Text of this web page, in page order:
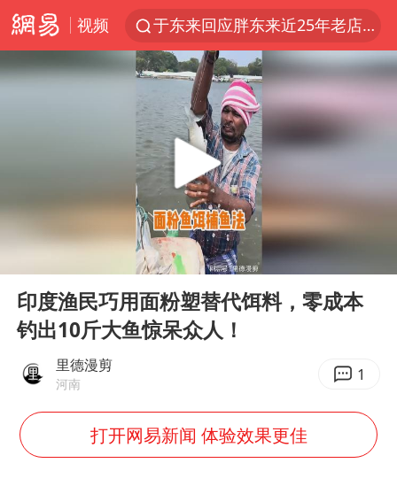
视频
于东来回应胖东来近25年老店年底关闭
以拒绝“和平委员会”的加沙和平计划
浙江省甬江发生2026年第1号洪水
美将每月供乌爱国者拦截导弹
上海全力守护市民“菜篮子”
暑期研学游升温 在旅途中增长知识
猫咪过火把节被抹成黑猫
宝妈给四胞胎取名平安喜乐
Play
印度渔民巧用面粉塑替代饵料，零成本
钓出10斤大鱼惊呆众人！
里德漫剪
河南 1
打开网易新闻 体验效果更佳